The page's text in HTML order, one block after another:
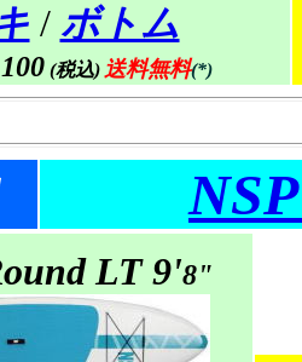
/ ボトム
(税込) 送料無料(*)
LT 9'8"